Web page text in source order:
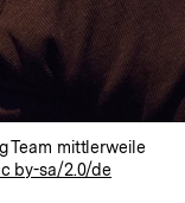
Team mittlerweile
by-sa/2.0/de